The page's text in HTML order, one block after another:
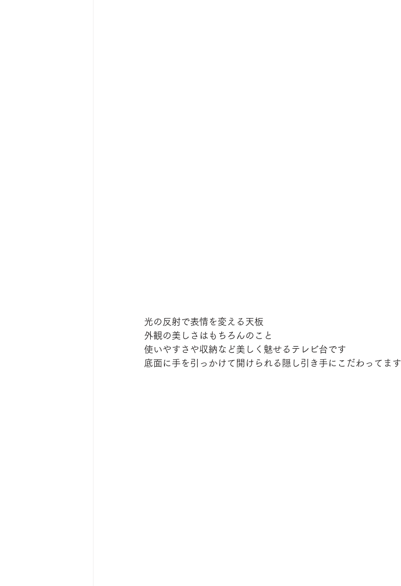
光の反射で表情を変える天板
外観の美しさはもちろんのこと
使いやすさや収納など美しく魅せるテレビ台です
底面に手を引っかけて開けられる隠し引き手にこだわってます